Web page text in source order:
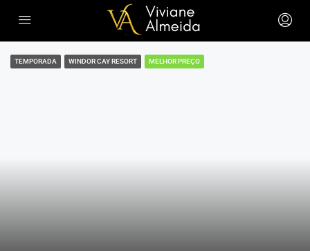
TEMPORADA WINDOR CAY RESORT MELHOR PREÇO